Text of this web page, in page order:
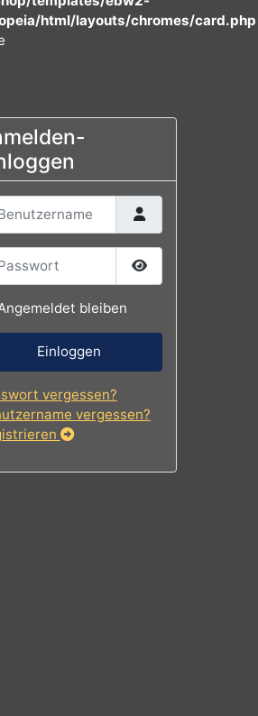
/home/www/Joomla-
HikaShop/templates/ebw2-
Anmelden-
Einloggen
Benutzername
Passwort
Angemeldet bleiben
Einloggen
Passwort vergessen?
Benutzername vergessen?